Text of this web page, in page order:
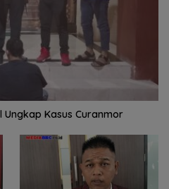
Ungkap Kasus Curanmor